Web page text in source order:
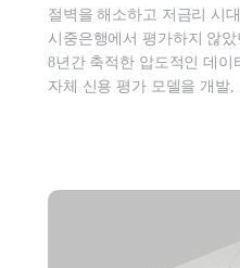
절벽을 해소하고 저금리 시
시중은행에서 평가하지 않
8년간 축적한 압도적인 데이
자체 신용 평가 모델을 개발,